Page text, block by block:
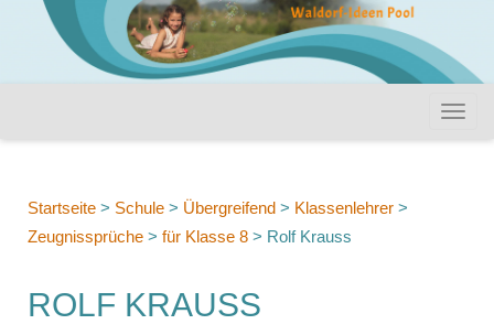
Startseite > Schule > Übergreifend > Klassenlehrer >
Zeugnissprüche > für Klasse 8 > Rolf Krauss
ROLF KRAUSS